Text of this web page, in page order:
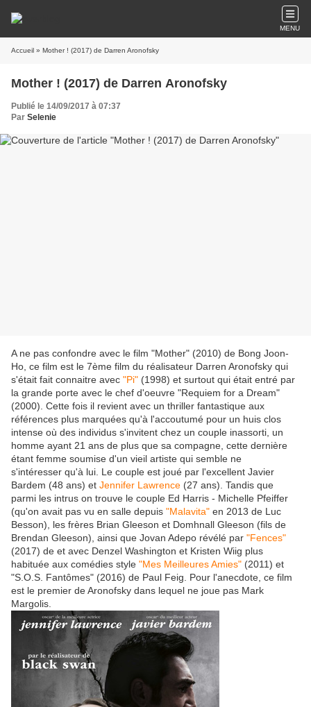
MENU
Accueil » Mother ! (2017) de Darren Aronofsky
Mother ! (2017) de Darren Aronofsky
Publié le 14/09/2017 à 07:37
Par Selenie
A ne pas confondre avec le film "Mother" (2010) de Bong Joon-
Ho, ce film est le 7ème film du réalisateur Darren Aronofsky qui
s'était fait connaitre avec "Pi" (1998) et surtout qui était entré par
la grande porte avec le chef d'oeuvre "Requiem for a Dream"
(2000). Cette fois il revient avec un thriller fantastique aux
références plus marquées qu'à l'accoutumé pour un huis clos
intense où des individus s'invitent chez un couple inassorti, un
homme ayant 21 ans de plus que sa compagne, cette dernière
étant femme soumise d'un vieil artiste qui semble ne
s'intéresser qu'à lui. Le couple est joué par l'excellent Javier
Bardem (48 ans) et Jennifer Lawrence (27 ans). Tandis que
parmi les intrus on trouve le couple Ed Harris - Michelle Pfeiffer
(qu'on avait pas vu en salle depuis "Malavita" en 2013 de Luc
Besson), les frères Brian Gleeson et Domhnall Gleeson (fils de
Brendan Gleeson), ainsi que Jovan Adepo révélé par "Fences"
(2017) de et avec Denzel Washington et Kristen Wiig plus
habituée aux comédies style "Mes Meilleures Amies" (2011) et
"S.O.S. Fantômes" (2016) de Paul Feig. Pour l'anecdote, ce film
est le premier de Aronofsky dans lequel ne joue pas Mark
Margolis.